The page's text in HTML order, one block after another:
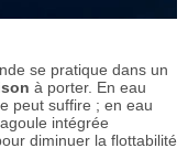
se pratique dans un
à porter. En eau
peut suffire ; en eau
intégrée
diminuer la flottabilité